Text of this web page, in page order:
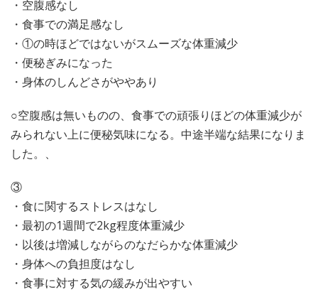
・空腹感なし
・食事での満足感なし
・①の時ほどではないがスムーズな体重減少
・便秘ぎみになった
・身体のしんどさがややあり
○空腹感は無いものの、食事での頑張りほどの体重減少が
みられない上に便秘気味になる。中途半端な結果になりま
した。、
③
・食に関するストレスはなし
・最初の1週間で2kg程度体重減少
・以後は増減しながらのなだらかな体重減少
・身体への負担度はなし
・食事に対する気の緩みが出やすい